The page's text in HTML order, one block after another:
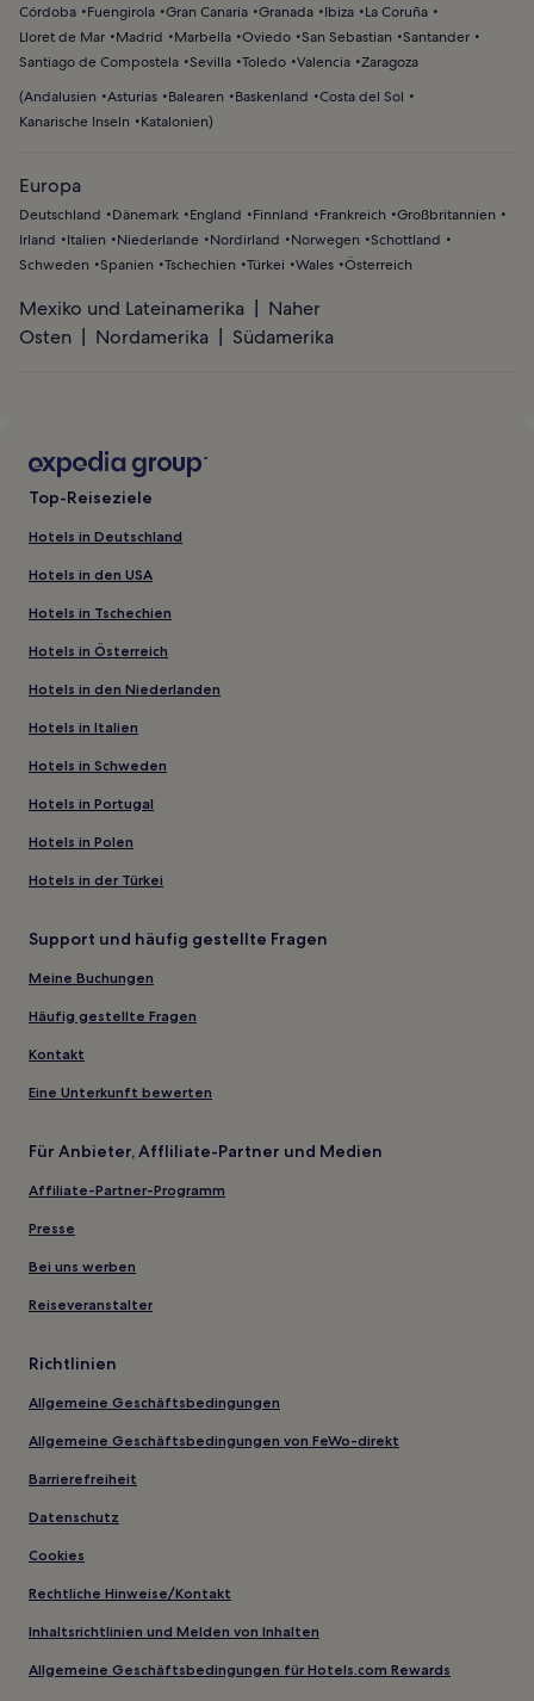
Córdoba
Fuengirola Gran Canaria Granada Ibiza
La Coruña
Lloret de Mar
Madrid Marbella Oviedo San Sebastian
Santander
Santiago de Compostela Sevilla Toledo Valencia Zaragoza
(Andalusien Asturias Balearen Baskenland
Costa del Sol
Kanarische Inseln
Katalonien)
Europa
Deutschland Dänemark England Finnland Frankreich
Großbritannien
Irland
Italien Niederlande Nordirland Norwegen
Schottland
Schweden
Spanien Tschechien Türkei Wales Österreich
Mexiko und Lateinamerika
Naher
Osten
Nordamerika Südamerika
Top-Reiseziele
Hotels in Deutschland
Hotels in den USA
Hotels in Tschechien
Hotels in Österreich
Hotels in den Niederlanden
Hotels in Italien
Hotels in Schweden
Hotels in Portugal
Hotels in Polen
Hotels in der Türkei
Support und häufig gestellte Fragen
Meine Buchungen
Häufig gestellte Fragen
Kontakt
Eine Unterkunft bewerten
Für Anbieter, Affliliate-Partner und Medien
Affiliate-Partner-Programm
Presse
Bei uns werben
Reiseveranstalter
Richtlinien
Allgemeine Geschäftsbedingungen
Allgemeine Geschäftsbedingungen von FeWo-direkt
Barrierefreiheit
Datenschutz
Cookies
Rechtliche Hinweise/Kontakt
Inhaltsrichtlinien und Melden von Inhalten
Allgemeine Geschäftsbedingungen für Hotels.com Rewards